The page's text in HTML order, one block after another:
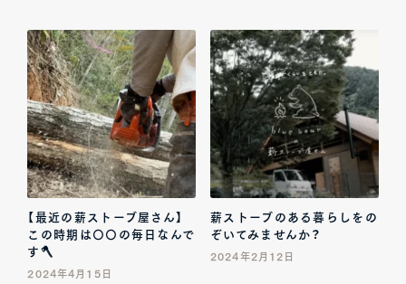
【最近の薪ストーブ屋さん】
この時期は〇〇の毎日なんで
す🪓
2024年4月15日
薪ストーブのある暮らしをの
ぞいてみませんか？
2024年2月12日